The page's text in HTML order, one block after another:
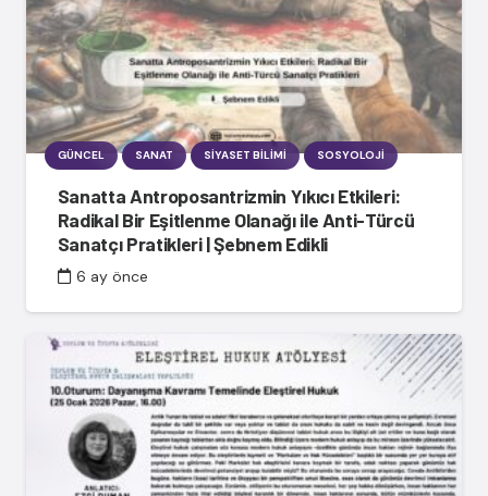
GÜNCEL SANAT SIYASET BILIMI SOSYOLOJI
Sanatta Antroposantrizmin Yıkıcı Etkileri:
Radikal Bir Eşitlenme Olanağı ile Anti-Türcü
Sanatçı Pratikleri | Şebnem Edikli
6 ay önce